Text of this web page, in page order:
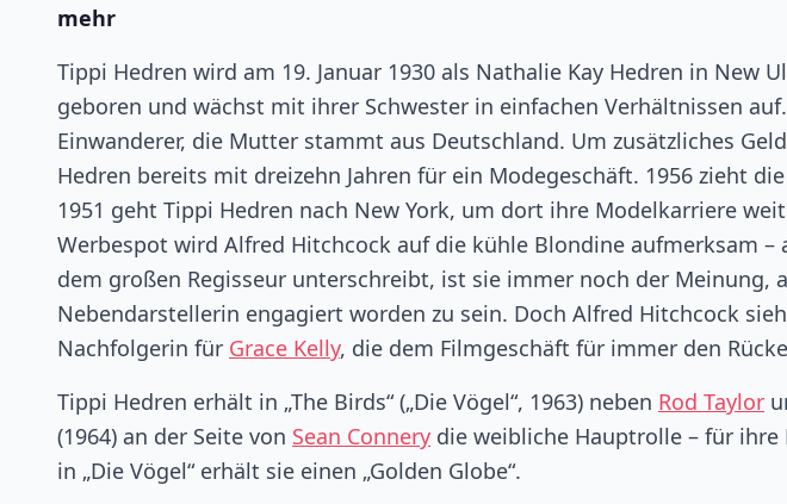
mehr
Tippi Hedren wird am 19. Januar 1930 als Nathalie Kay Hedren in New
geboren und wächst mit ihrer Schwester in einfachen Verhältnissen
Einwanderer, die Mutter stammt aus Deutschland. Um zusätzliches
Hedren bereits mit dreizehn Jahren für ein Modegeschäft. 1956 zieht
1951 geht Tippi Hedren nach New York, um dort ihre Modelkarriere
Werbespot wird Alfred Hitchcock auf die kühle Blondine aufmerksam –
dem großen Regisseur unterschreibt, ist sie immer noch der Meinung,
Nebendarstellerin engagiert worden zu sein. Doch Alfred Hitchcock
Nachfolgerin für Grace Kelly, die dem Filmgeschäft für immer den
Tippi Hedren erhält in „The Birds“ („Die Vögel“, 1963) neben Rod Taylor
(1964) an der Seite von Sean Connery die weibliche Hauptrolle – für
in „Die Vögel“ erhält sie einen „Golden Globe“.